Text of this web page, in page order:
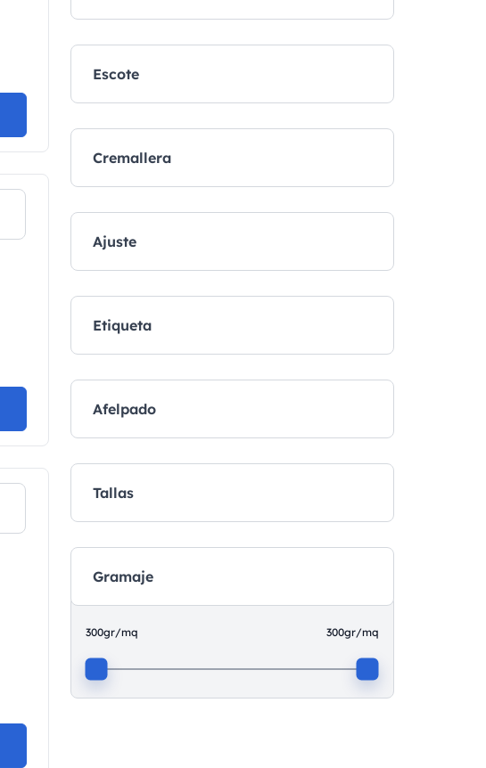
Escote
Cremallera
Ajuste
Etiqueta
Afelpado
Tallas
Gramaje
300gr/mq 300gr/mq